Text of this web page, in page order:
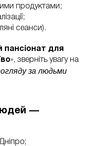
продуктами;
сеанси).
пансіонат для
», зверніть увагу на
за людьми
—